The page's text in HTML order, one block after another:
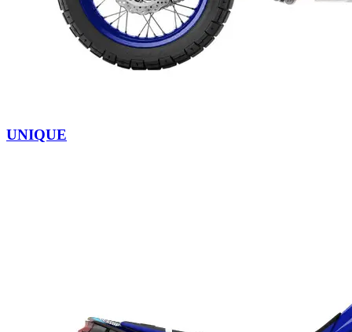
UNIQUE